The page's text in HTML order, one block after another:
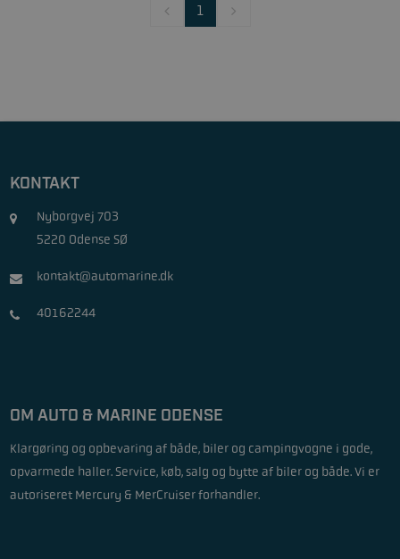
1
KONTAKT
Nyborgvej 703
5220 Odense SØ
kontakt@automarine.dk
40162244
OM AUTO & MARINE ODENSE
Klargøring og opbevaring af både, biler og campingvogne i gode,
opvarmede haller. Service, køb, salg og bytte af biler og både. Vi er
autoriseret Mercury & MerCruiser forhandler.